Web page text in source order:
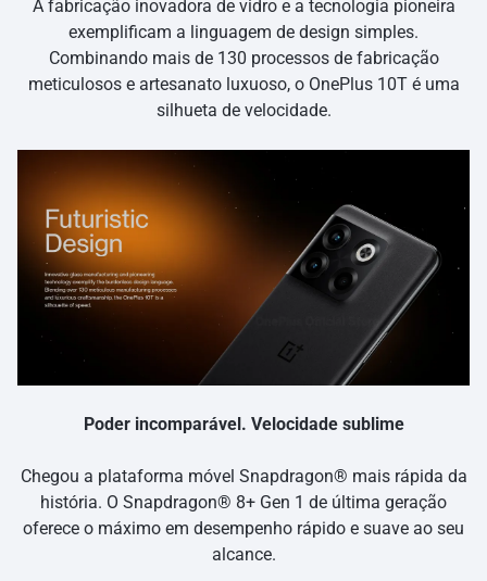
A fabricação inovadora de vidro e a tecnologia pioneira
exemplificam a linguagem de design simples.
Combinando mais de 130 processos de fabricação
meticulosos e artesanato luxuoso, o OnePlus 10T é uma
silhueta de velocidade.
Poder incomparável. Velocidade sublime
Chegou a plataforma móvel Snapdragon® mais rápida da
história. O Snapdragon® 8+ Gen 1 de última geração
oferece o máximo em desempenho rápido e suave ao seu
alcance.